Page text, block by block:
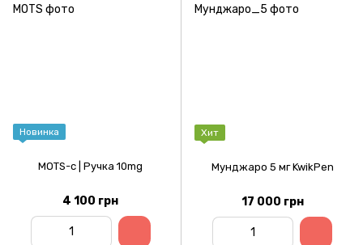
Новинка
MOTS-c | Ручка 10mg
4 100 грн
Хит
Мунджаро 5 мг KwikPen
17 000 грн